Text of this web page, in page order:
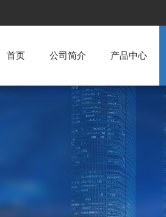
首页 公司简介 产品中心